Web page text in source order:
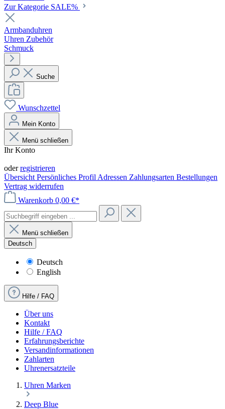
Zur Kategorie SALE%
Armbanduhren
Uhren Zubehör
Schmuck
Suche
Wunschzettel
Mein Konto
Menü schließen
Ihr Konto
oderregistrieren
Übersicht Persönliches Profil Adressen Zahlungsarten Bestellungen
Vertrag widerrufen
Warenkorb 0,00 €*
Menü schließen
Deutsch
Deutsch
English
Hilfe / FAQ
Über uns
Kontakt
Hilfe / FAQ
Erfahrungsberichte
Versandinformationen
Zahlarten
Uhrenersatzteile
Uhren Marken
Deep Blue